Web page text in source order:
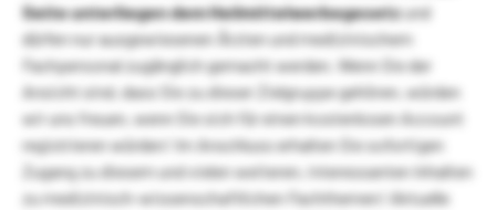
Seite unterliegen dem Heilmittelwerbegesetzund
dürfen nur ausgewiesenen Ärzten und medizinischem
Fachpersonal zugänglich gemacht werden. Wenn Sie der
Ansicht sind, dass Sie zu dieser Zielgruppe gehören, würden
wir uns freuen, wenn Sie sich für einen kostenlosen Account
registrieren würden! Im Anschluss erhalten Sie sofortigen
Zugang zu diesem und vielen weiteren, interessanten Inhalten
zu medizinisch-wissenschaftlichen Fachthemen! Aktuelle